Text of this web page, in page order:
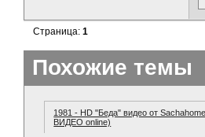
Страница:1
Похожие темы
1981 - HD "Беда" видео от
ВИДЕО online)